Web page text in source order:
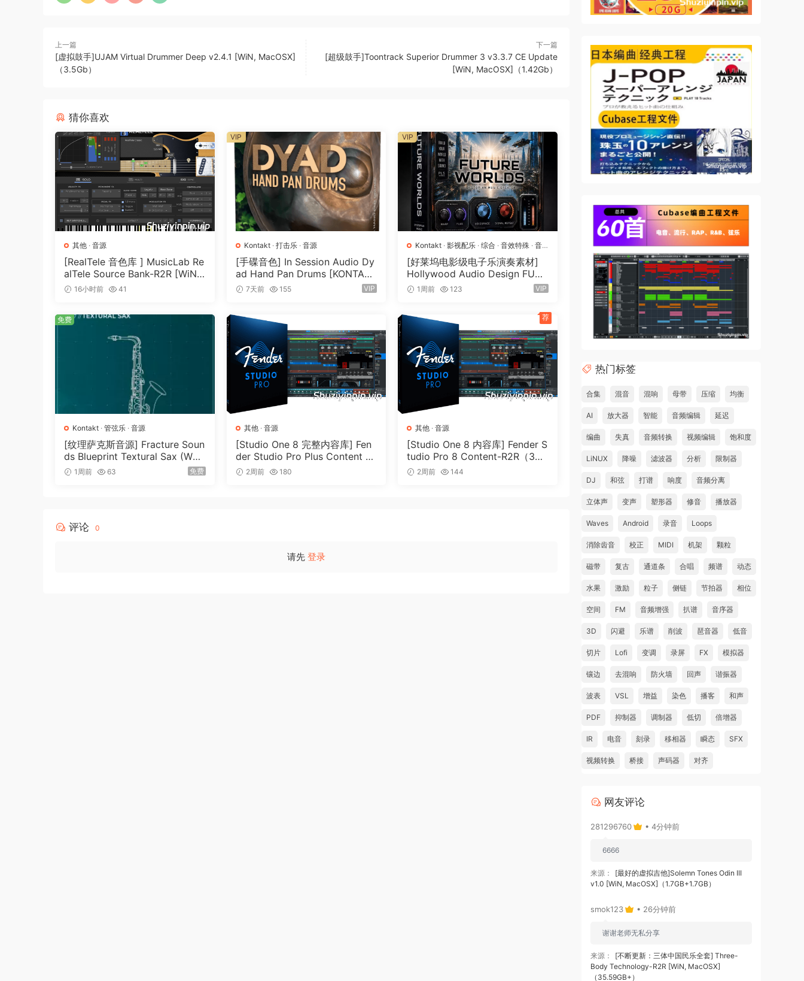
Audio Imperia Dolce KONTAKT| 72.55 GB
Dolce是我们最经典的浪漫室内弦乐库，包括：
• 7名第一小提琴手
• 5名第二小提琴手
• 4名中提琴手
• 3名大提琴手
• 3名低音提琴手
我们与世界一流的音乐家合作，邀请您不仅仅是倾听，而是感受-体验温暖和怀旧的情感。
精心打造，充满心灵
Dolce提供了从低语般的安静到雄伟的壮丽的灵活性。深度采样，多达8个动态层和8个循环演奏轮次 – 这是将深刻情感
转化成音乐的语言。
情感的画布
提供了所有独立的乐章以编写细致入微的室内弦乐音乐：7名第一小提琴手、5名第二小提琴手、4名中提琴手、3名大提
琴手、3名低音提琴手和合奏包。
从复古故事到现代故事
多个麦克风位置和混音使您能够穿越时空，重温好莱坞黄金时代的浪漫，或打造现代的爱情故事。这不仅仅是声音，它
关乎情感、回忆和时刻。
协同专业知识：双倍的力量
在Dolce中，两位大师的智慧汇聚。由才华横溢的Jasper Blunk领导的Audio Imperia和Performance Samples团队齐
聚一堂，融合了知识、激情和远见。
制，与Pacific的宏伟壮观相得益彰，同时也反映了与Areia密切相关的丰富性。
我们对卓越的执着始终不变。Dolce中的每一个采样都经过精心策划，经历严格的细化处理，以确保无与伦比的声音美
上一篇
[虚拟鼓手]UJAM Virtual Drummer Deep v2.4.1 [WiN, MacOSX]
（3.5Gb）
下一篇
[超级鼓手]Toontrack Superior Drummer 3 v3.3.7 CE Update
[WiN, MacOSX]（1.42Gb）
猜你喜欢
其他 · 音源
[RealTele 音色库 ] MusicLab Re
alTele Source Bank-R2R [WiN]
（3.13GB）
16小时前 41
Kontakt· 打击乐· 音源
[手碟音色] In Session Audio Dy
ad Hand Pan Drums [KONTAK
T]（4.33GB）
7天前 155 VIP
VIP
Kontakt ·影视配乐 ·综合 ·音效特殊 ·音
源
[好莱坞电影级电子乐演奏素材]
Hollywood Audio Design FUTU
RE WORLDS [KONTAKT]（2.52
1周前 123 VIP
VIP
Kontakt · 管弦乐 · 音源
[纹理萨克斯音源] Fracture Soun
ds Blueprint Textural Sax (Woo
dwind Experiments) [KONTAK
1周前 63 免费
免费
其他· 音源
[Studio One 8 完整内容库] Fen
der Studio Pro Plus Content 2
026-R2R（166GB）
2周前 180
其他 ·音源
[Studio One 8 内容库] Fender S
tudio Pro 8 Content-R2R（33.
5GB）
2周前 144
荐
评论 0
请先 登录
热门标签
合集 混音 混响 母带 压缩 均衡
AI 放大器 智能 音频编辑 延迟
编曲 失真 音频转换 视频编辑 饱和度
LiNUX 降噪 滤波器 分析 限制器
DJ 和弦 打谱 响度 音频分离
立体声 变声 塑形器 修音 播放器
Waves Android 录音 Loops
消除齿音 校正 MIDI 机架 颗粒
磁带 复古 通道条 合唱 频谱 动态
水果 激励 粒子 侧链 节拍器 相位
空间 FM 音频增强 扒谱 音序器
3D 闪避 乐谱 削波 琶音器 低音
切片 Lofi 变调 录屏 FX 模拟器
镶边 去混响 防火墙 回声 谐振器
波表 VSL 增益 染色 播客 和声
PDF 抑制器 调制器 低切 倍增器
IR 电音 刻录 移相器 瞬态 SFX
视频转换 桥接 声码器 对齐
网友评论
281296760 • 4分钟前
6666
来源：
[最好的虚拟吉他]Solemn Tones Odin III
v1.0 [WiN, MacOSX]（1.7GB+1.7GB）
smok123 • 26分钟前
谢谢老师无私分享
来源：
[不断更新：三体中国民乐全套] Three-
Body Technology-R2R [WiN, MacOSX]
（35.59GB+）